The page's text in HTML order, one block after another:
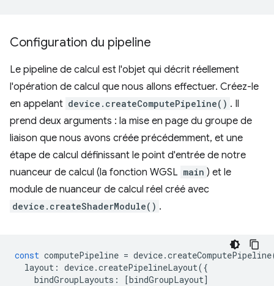
Configuration du pipeline
Le pipeline de calcul est l'objet qui décrit réellement
l'opération de calcul que nous allons effectuer. Créez-le
en appelant device.createComputePipeline() . Il
prend deux arguments : la mise en page du groupe de
liaison que nous avons créée précédemment, et une
étape de calcul définissant le point d'entrée de notre
nuanceur de calcul (la fonction WGSL main ) et le
module de nuanceur de calcul réel créé avec
device.createShaderModule() .
const computePipeline = device.createComputePipeline
layout : device.createPipelineLayout({
bindGroupLayouts : [bindGroupLayout]